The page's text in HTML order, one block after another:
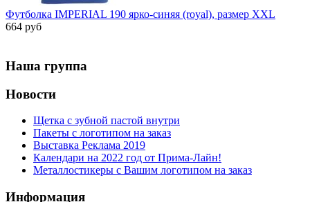
Футболка IMPERIAL 190 ярко-синяя (royal), размер XXL
664 руб
Наша группа
Новости
Щетка с зубной пастой внутри
Пакеты с логотипом на заказ
Выставка Реклама 2019
Календари на 2022 год от Прима-Лайн!
Металлостикеры с Вашим логотипом на заказ
Информация